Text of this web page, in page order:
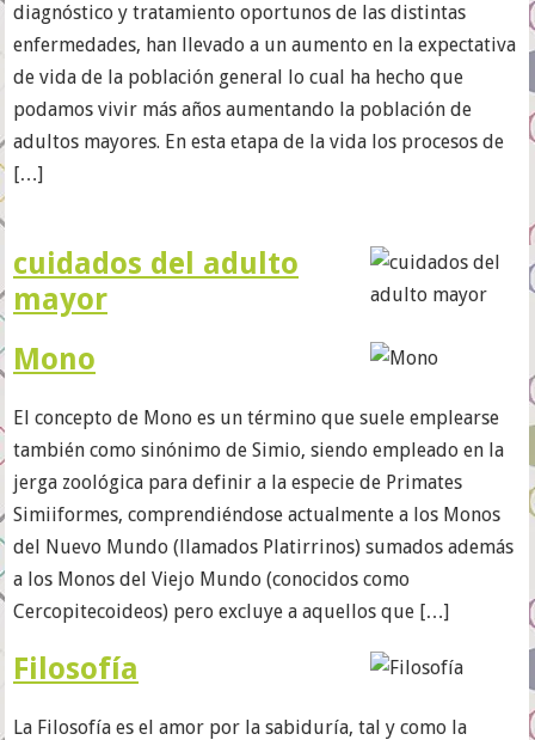
cuidados del adulto
mayor
diagnóstico y tratamiento oportunos de las distintas
enfermedades, han llevado a un aumento en la expectativa
de vida de la población general lo cual ha hecho que
podamos vivir más años aumentando la población de
adultos mayores. En esta etapa de la vida los procesos de
[…]
Mono
El concepto de Mono es un término que suele emplearse
también como sinónimo de Simio, siendo empleado en la
jerga zoológica para definir a la especie de Primates
Simiiformes, comprendiéndose actualmente a los Monos
del Nuevo Mundo (llamados Platirrinos) sumados además
a los Monos del Viejo Mundo (conocidos como
Cercopitecoideos) pero excluye a aquellos que […]
Filosofía
La Filosofía es el amor por la sabiduría, tal y como la